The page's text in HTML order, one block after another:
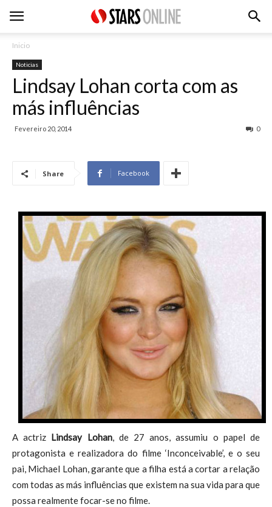
Inicio
Noticias
Lindsay Lohan corta com as
más influências
Fevereiro 20, 2014 0
Share Facebook
A actriz Lindsay Lohan, de 27 anos, assumiu o papel de
protagonista e realizadora do filme ‘Inconceivable’, e o seu
pai, Michael Lohan, garante que a filha está a cortar a relação
com todas as más influências que existem na sua vida para que
possa realmente focar-se no filme.